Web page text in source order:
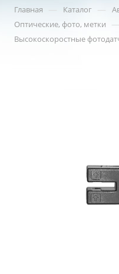
Главная — Каталог —
Оптические, фото, метки —
Высокоскоростные